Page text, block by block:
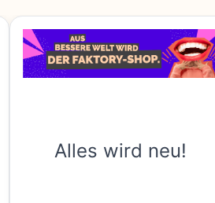
Alles wird neu!